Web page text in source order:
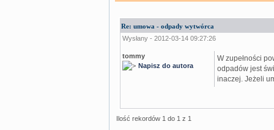
Re: umowa - odpady wytwórca
Wysłany - 2012-03-14 09:27:26
tommy
Napisz do autora
W zupełności
odpadów jest
inaczej. Jeżeli
Ilość rekordów 1 do 1 z 1